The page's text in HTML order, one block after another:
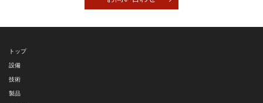
トップ
設備
技術
製品